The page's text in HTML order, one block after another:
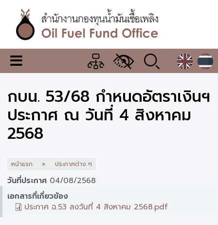
เนื้อหา
หลักสำนักงาน
กองทุน
น้ำมัน
เชื้อ
เพลิง
เมนู
เปลี่ยน
แสดง
ผล
กบน. 53/68 กำหนดอัตราเงินฯ
ประกาศ ณ วันที่ 4 สิงหาคม
2568
หน้าแรก ประกาศต่าง ๆ
วันที่ประกาศ 04/08/2568
เอกสารที่เกี่ยวข้อง
ประกาศ ฉ.53 ลงวันที่ 4 สิงหาคม 2568.pdf